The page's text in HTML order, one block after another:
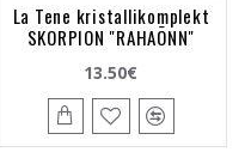
La Tene kristallikomplekt
SKORPION "RAHAÕNN"
13.50€